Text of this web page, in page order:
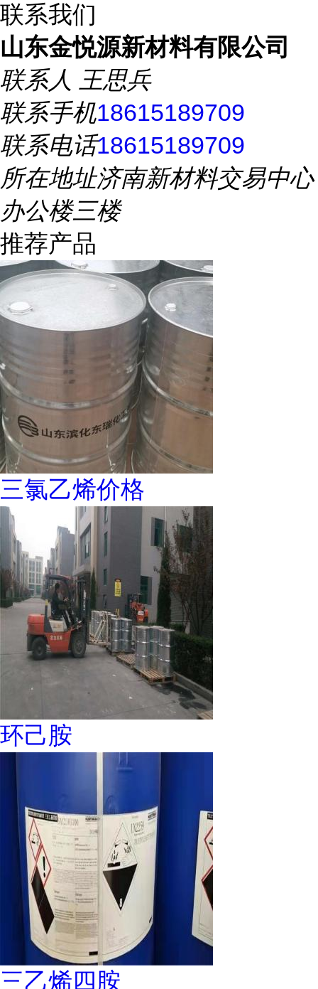
联系我们
山东金悦源新材料有限公司
联系人 王思兵
联系手机18615189709
联系电话18615189709
所在地址济南新材料交易中心
办公楼三楼
推荐产品
三氯乙烯价格
环己胺
三乙烯四胺